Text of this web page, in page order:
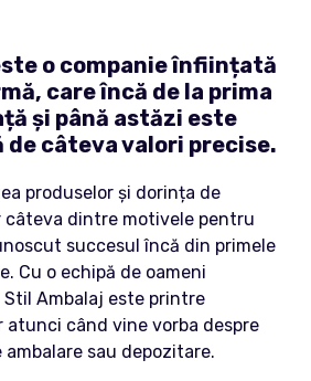
o companie înființată
care încă de la prima
și până astăzi este
câteva valori precise.
produselor și dorința de
câteva dintre motivele pentru
succesul încă din primele
Cu o echipă de oameni
Stil Ambalaj este printre
când vine vorba despre
sau depozitare.